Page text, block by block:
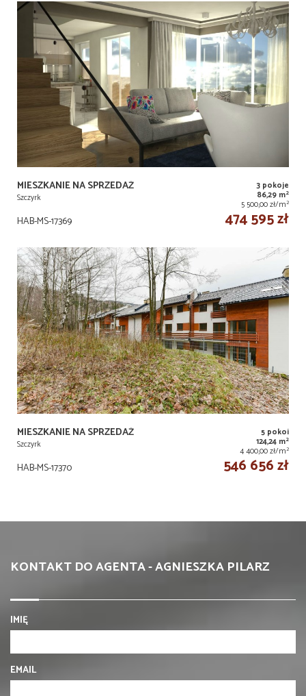
MIESZKANIE NA SPRZEDAŻ
Szczyrk
3 pokoje
86,29 m2
5 500,00 zł/m2
HAB-MS-17369 474 595 zł
MIESZKANIE NA SPRZEDAŻ
Szczyrk
5 pokoi
124,24 m2
4 400,00 zł/m2
HAB-MS-17370 546 656 zł
KONTAKT DO AGENTA - AGNIESZKA PILARZ
IMIĘ
EMAIL